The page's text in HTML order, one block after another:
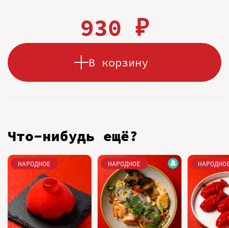
930 ₽
В корзину
Что-нибудь ещё?
НАРОДНОЕ НАРОДНОЕ